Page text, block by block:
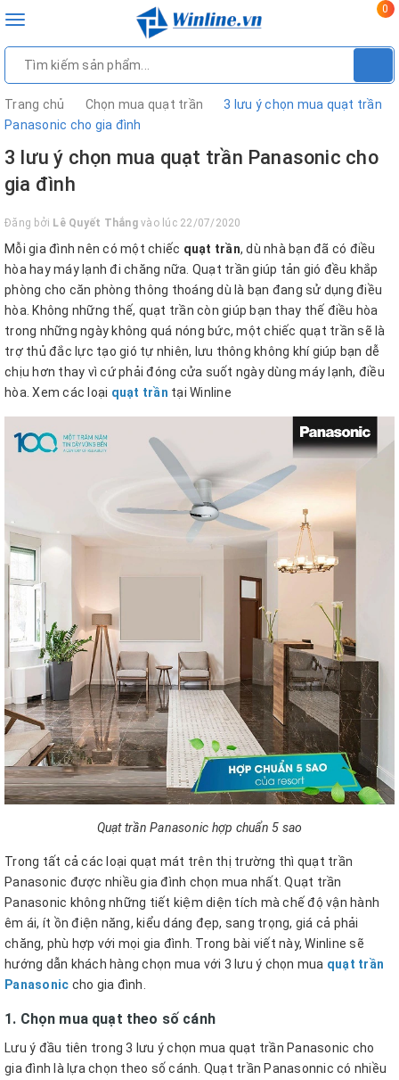
Toggle
0
Trang chủ Chọn mua quạt trần
3 lưu ý chọn mua quạt trần
Panasonic cho gia đình
3 lưu ý chọn mua quạt trần Panasonic cho
gia đình
Đăng bởi Lê Quyết Thắngvào lúc 22/07/2020
Mỗi gia đình nên có một chiếc quạt trần, dù nhà bạn đã có điều
hòa hay máy lạnh đi chăng nữa. Quạt trần giúp tản gió đều khắp
phòng cho căn phòng thông thoáng dù là bạn đang sử dụng điều
hòa. Không những thế, quạt trần còn giúp bạn thay thế điều hòa
trong những ngày không quá nóng bức, một chiếc quạt trần sẽ là
trợ thủ đắc lực tạo gió tự nhiên, lưu thông không khí giúp bạn dễ
chịu hơn thay vì cứ phải đóng cửa suốt ngày dùng máy lạnh, điều
hòa. Xem các loại quạt trần tại Winline
Quạt trần Panasonic hợp chuẩn 5 sao
Trong tất cả các loại quạt mát trên thị trường thì quạt trần
Panasonic được nhiều gia đình chọn mua nhất. Quạt trần
Panasonic không những tiết kiệm diện tích mà chế độ vận hành
êm ái, ít ồn điện năng, kiểu dáng đẹp, sang trọng, giá cả phải
chăng, phù hợp với mọi gia đình. Trong bài viết này, Winline sẽ
hướng dẫn khách hàng chọn mua với 3 lưu ý chọn mua quạt trần
Panasonic cho gia đình.
1. Chọn mua quạt theo số cánh
Lưu ý đầu tiên trong 3 lưu ý chọn mua quạt trần Panasonic cho
gia đình là lựa chọn theo số cánh. Quạt trần Panasonnic có nhiều